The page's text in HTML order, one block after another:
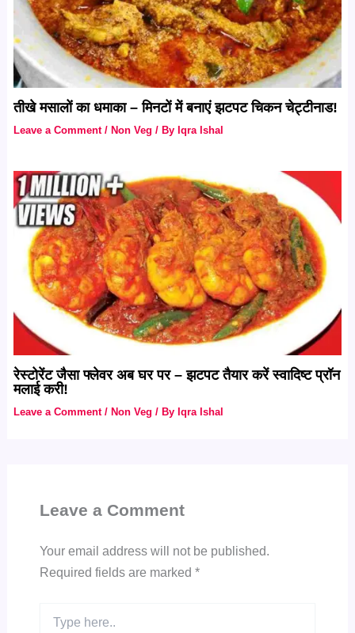
तीखे मसालों का धमाका – मिनटों में बनाएं झटपट चिकन चेट्टीनाड!
Leave a Comment / Non Veg / By Iqra Ishal
रेस्टोरेंट जैसा फ्लेवर अब घर पर – झटपट तैयार करें स्वादिष्ट प्रॉन
मलाई करी!
Leave a Comment / Non Veg / By Iqra Ishal
Leave a Comment
Your email address will not be published.
Required fields are marked *
here..